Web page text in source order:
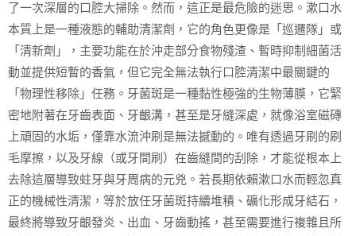
了一次深層的口腔大掃除。然而，這正是最危險的迷思。漱口水
本質上是一種液態的輔助清潔劑，它的角色更像是「巡邏隊」或
「清新劑」，主要功能在於沖走部分食物殘渣、暫時抑制細菌活
動並提供短暫的香氣，但它完全無法執行口腔清潔中最關鍵的
「物理性移除」任務。牙菌斑是一種黏性極強的生物薄膜，它緊
密地附著在牙齒表面、牙齦溝，甚至是牙縫深處，就像浴室磁磚
上頑固的水垢，僅靠水流沖刷是無法撼動的。唯有透過牙刷的刷
毛摩擦，以及牙線（或牙間刷）在齒縫間的刮除，才能從根本上
去除這層導致蛀牙與牙周病的元兇。若長期依賴漱口水而輕忽真
正的機械性清潔，等於放任牙菌斑持續堆積、礦化形成牙結石，
最終將導致牙齦發炎、出血、牙齒動搖，甚至需要進行複雜且所